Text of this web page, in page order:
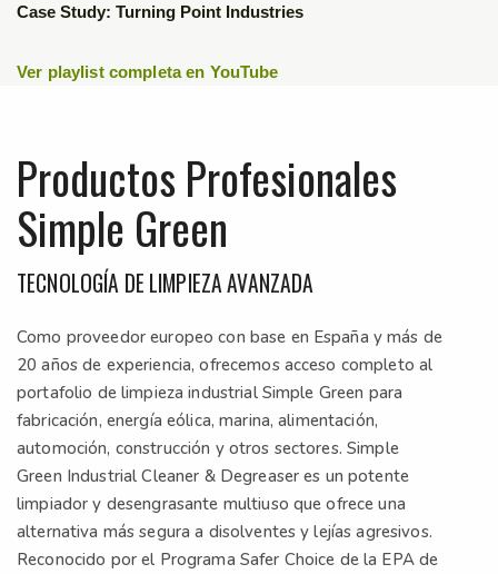
▶ Case Study: Turning Point Industries
Ver playlist completa en YouTube
Productos Profesionales
Simple Green
TECNOLOGÍA DE LIMPIEZA AVANZADA
Como proveedor europeo con base en España y más de
20 años de experiencia, ofrecemos acceso completo al
portafolio de limpieza industrial Simple Green para
fabricación, energía eólica, marina, alimentación,
automoción, construcción y otros sectores. Simple
Green Industrial Cleaner & Degreaser es un potente
limpiador y desengrasante multiuso que ofrece una
alternativa más segura a disolventes y lejías agresivos.
Reconocido por el Programa Safer Choice de la EPA de